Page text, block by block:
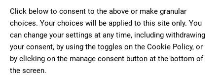
Click below to consent to the above or make granular
choices. Your choices will be applied to this site only. You
can change your settings at any time, including withdrawing
your consent, by using the toggles on the Cookie Policy, or
by clicking on the manage consent button at the bottom of
the screen.
Para todos los gustos y
necesidades